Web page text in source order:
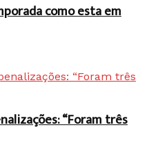
como esta em
“Foram três